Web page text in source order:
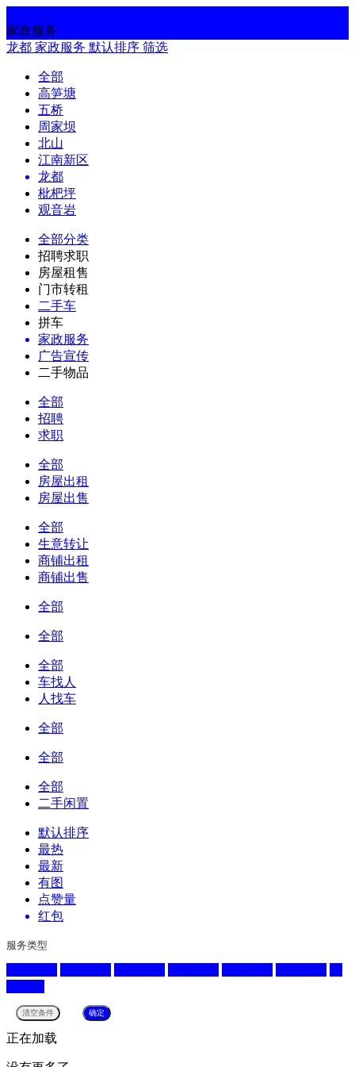
家政服务
龙都 家政服务 默认排序 筛选
全部
高笋塘
五桥
周家坝
北山
江南新区
龙都
枇杷坪
观音岩
全部分类
招聘求职
房屋租售
门市转租
二手车
拼车
家政服务
广告宣传
二手物品
全部
招聘
求职
全部
房屋出租
房屋出售
全部
生意转让
商铺出租
商铺出售
全部
全部
全部
车找人
人找车
全部
全部
全部
二手闲置
默认排序
最热
最新
有图
点赞量
红包
服务类型
正在加载